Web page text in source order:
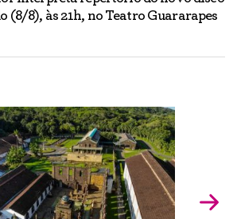
(8/8), às 21h, no Teatro Guararapes